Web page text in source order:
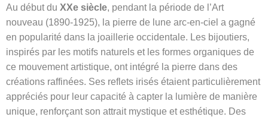
Au début du XXe siècle, pendant la période de l’Art
nouveau (1890-1925), la pierre de lune arc-en-ciel a gagné
en popularité dans la joaillerie occidentale. Les bijoutiers,
inspirés par les motifs naturels et les formes organiques de
ce mouvement artistique, ont intégré la pierre dans des
créations raffinées. Ses reflets irisés étaient particulièrement
appréciés pour leur capacité à capter la lumière de manière
unique, renforçant son attrait mystique et esthétique. Des